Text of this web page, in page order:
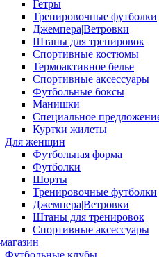
Гетры
Тренировочные футболки
Джемпера|Ветровки
Штаны для тренировок
Спортивные костюмы
Термоактивное белье
Спортивные аксессуары
Футбольные боксы
Манишки
Специальное
Куртки жилеты
Для женщин
Футбольная форма
Футболки
Шорты
Тренировочные футболки
Джемпера|Ветровки
Штаны для тренировок
Спортивные аксессуары
Футбольные клубы